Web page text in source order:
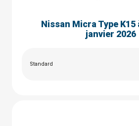
Nissan Micra Type
janvier 2026
Standard